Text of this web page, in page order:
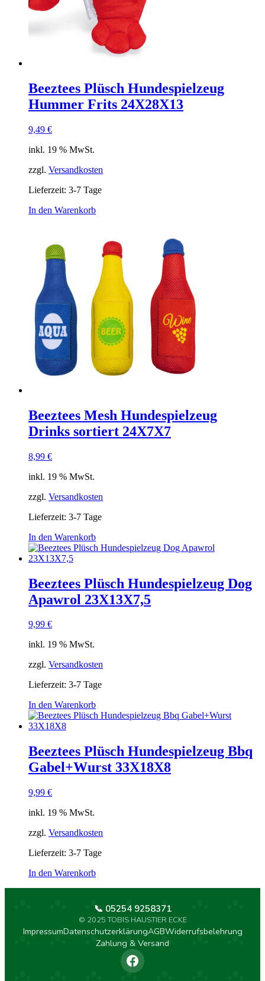
Beeztees Plüsch Hundespielzeug
Hummer Frits 24X28X13
9,49 €
inkl. 19 % MwSt.
zzgl. Versandkosten
Lieferzeit: 3-7 Tage
In den Warenkorb
Beeztees Mesh Hundespielzeug
Drinks sortiert 24X7X7
8,99 €
inkl. 19 % MwSt.
zzgl. Versandkosten
Lieferzeit: 3-7 Tage
In den Warenkorb
Beeztees Plüsch Hundespielzeug Dog
Apawrol 23X13X7,5
9,99 €
inkl. 19 % MwSt.
zzgl. Versandkosten
Lieferzeit: 3-7 Tage
In den Warenkorb
Beeztees Plüsch Hundespielzeug Bbq
Gabel+Wurst 33X18X8
9,99 €
inkl. 19 % MwSt.
zzgl. Versandkosten
Lieferzeit: 3-7 Tage
In den Warenkorb
ImpressumDatenschutzerklärungAGBWiderrufsbelehrung
Zahlung & Versand
📞 05254 9258371
© 2025 TOBIS HAUSTIER ECKE